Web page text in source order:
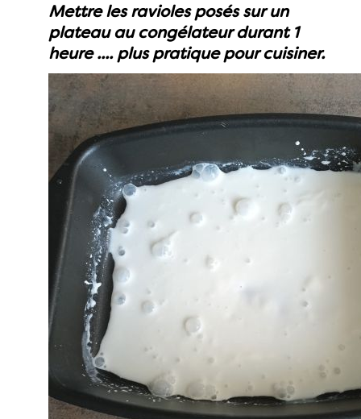
Mettre les ravioles posés sur un
plateau au congélateur durant 1
heure .... plus pratique pour cuisiner.